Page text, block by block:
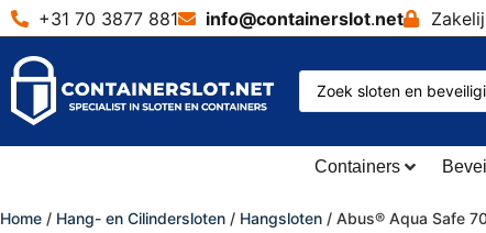
+31 70 3877 881 info@containerslot.net
Containers
Home / Hang- en Cilindersloten / Hangsloten / Abus® Aqua Safe